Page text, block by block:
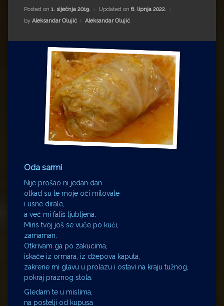
Drugi autori
Drugi autori
Matea Andrić
Ljiljana Lekanić-Kljaić
Željko Krznarić
Mario Lovreković
Miroslav Šantek
Posted on 1. siječnja 2019. Updated on 6. lipnja 2022.
by Aleksandar Olujić Kategorije:
Aleksandar Olujić
Oda sarmi
Nije prošao ni jedan dan
otkad su te moje oči milovale
i usne dirale,
a već mi fališ ljubljena.
Miris tvoj još se vuče po kući,
zamaman.
Otkrivam ga po zakucima,
iskače iz ormara, iz džepova kaputa,
zakrene mi glavu u prolazu i ostavi na kraju tužnog,
pokraj praznog stola.
Gledam te u mislima,
na postelji od kupusa